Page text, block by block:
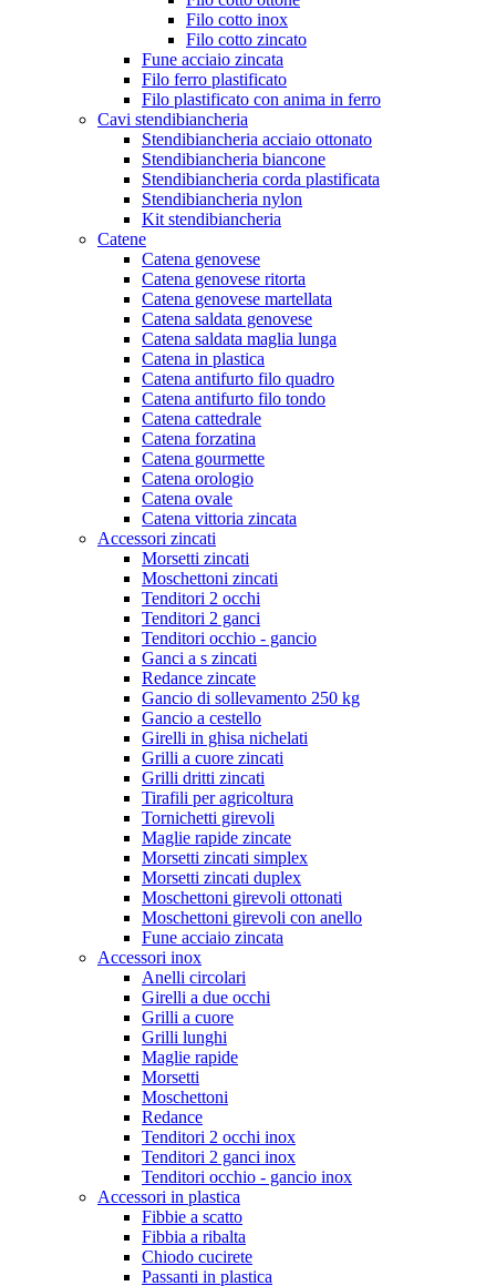
Filo cotto inox
Filo cotto zincato
Fune acciaio zincata
Filo ferro plastificato
Filo plastificato con anima in ferro
Cavi stendibiancheria
Stendibiancheria acciaio ottonato
Stendibiancheria biancone
Stendibiancheria corda plastificata
Stendibiancheria nylon
Kit stendibiancheria
Catene
Catena genovese
Catena genovese ritorta
Catena genovese martellata
Catena saldata genovese
Catena saldata maglia lunga
Catena in plastica
Catena antifurto filo quadro
Catena antifurto filo tondo
Catena cattedrale
Catena forzatina
Catena gourmette
Catena orologio
Catena ovale
Catena vittoria zincata
Accessori zincati
Morsetti zincati
Moschettoni zincati
Tenditori 2 occhi
Tenditori 2 ganci
Tenditori occhio - gancio
Ganci a s zincati
Redance zincate
Gancio di sollevamento 250 kg
Gancio a cestello
Girelli in ghisa nichelati
Grilli a cuore zincati
Grilli dritti zincati
Tirafili per agricoltura
Tornichetti girevoli
Maglie rapide zincate
Morsetti zincati simplex
Morsetti zincati duplex
Moschettoni girevoli ottonati
Moschettoni girevoli con anello
Fune acciaio zincata
Accessori inox
Anelli circolari
Girelli a due occhi
Grilli a cuore
Grilli lunghi
Maglie rapide
Morsetti
Moschettoni
Redance
Tenditori 2 occhi inox
Tenditori 2 ganci inox
Tenditori occhio - gancio inox
Accessori in plastica
Fibbie a scatto
Fibbia a ribalta
Chiodo cucirete
Passanti in plastica